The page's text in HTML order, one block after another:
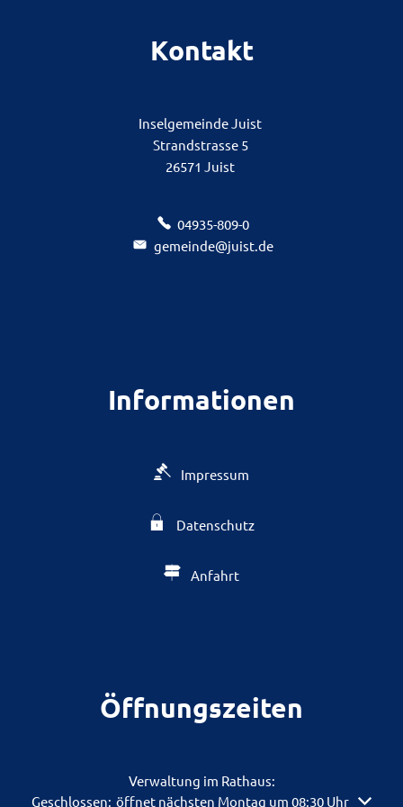
Kontakt
Inselgemeinde Juist
Strandstrasse 5
26571 Juist
04935-809-0
gemeinde@juist.de
Informationen
Impressum
Datenschutz
Anfahrt
Öffnungszeiten
Verwaltung im Rathaus:
Klicken, um weitere Öffnungs- oder Schließzeiten
Geschlossen: öffnet nächsten Montag um 08:30 Uhr